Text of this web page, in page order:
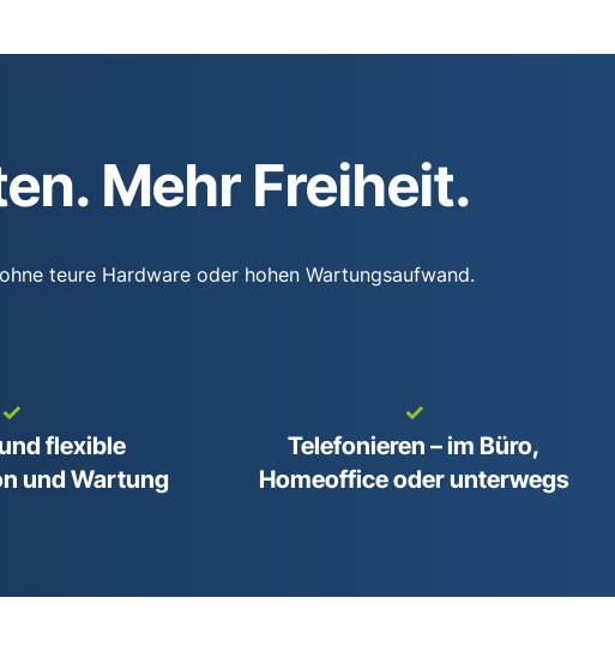
Mehr Freiheit.
teure Hardware oder hohen Wartungsaufwand.
✓
flexible
und Wartung
✓
Telefonieren – im Büro,
Homeoffice oder unterwegs